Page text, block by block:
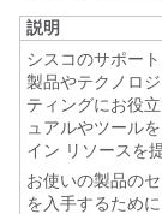
説明
シスコのサポー
製品やテクノロ
ティングにお役
ュアルやツール
イン リソースを
お使いの製品の
を入手するため